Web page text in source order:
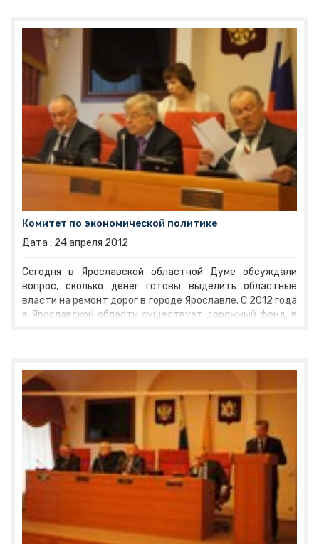
образований Ярославской области».
Комитет по экономической политике
Дата : 24апреля 2012
Сегодня в Ярославской областной Думе обсуждали
вопрос, сколько денег готовы выделить областные
власти на ремонт дорог в городе Ярославле. С 2012 года
в Ярославской области существует дорожный фонд, в
– 3,95 миллиардов рублей. Это деньги на содержание и
ремонт всех областных дорог. «Накопившийся за
прошедшие годы недоремонт дорог составляет 95%, -
заявил замгубернатора
Андрей Епанешников
если не учитывать потребности ремонта
муниципальных и внутридворовых территорий нужно
порядка 19 миллиардов рублей».